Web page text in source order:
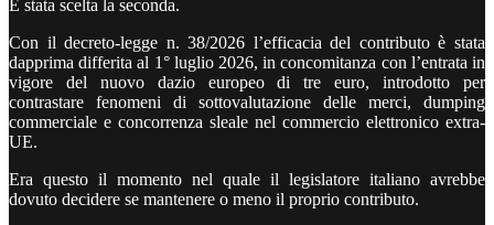
È stata scelta la seconda.
Con il decreto-legge n. 38/2026 l’efficacia del contributo è stata
dapprima differita al 1° luglio 2026, in concomitanza con l’entrata in
vigore del nuovo dazio europeo di tre euro, introdotto per
contrastare fenomeni di sottovalutazione delle merci, dumping
commerciale e concorrenza sleale nel commercio elettronico extra-
UE.
Era questo il momento nel quale il legislatore italiano avrebbe
dovuto decidere se mantenere o meno il proprio contributo.